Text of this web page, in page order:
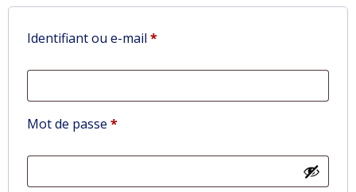
Identifiant ou e-mail *
Mot de passe *